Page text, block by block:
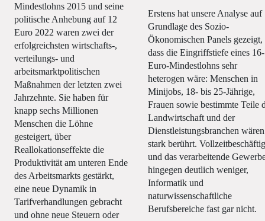
Mindestlohns 2015 und seine
politische Anhebung auf 12
Euro 2022 waren zwei der
erfolgreichsten wirtschafts-,
verteilungs- und
arbeitsmarktpolitischen
Maßnahmen der letzten zwei
Jahrzehnte. Sie haben für
knapp sechs Millionen
Menschen die Löhne
gesteigert, über
Reallokationseffekte die
Produktivität am unteren Ende
des Arbeitsmarkts gestärkt,
eine neue Dynamik in
Tarifverhandlungen gebracht
und ohne neue Steuern oder
Erstens hat unsere Analyse auf
Grundlage des Sozio-
Ökonomischen Panels gezeigt,
dass die Eingriffstiefe eines 16-
Euro-Mindestlohns sehr
heterogen wäre: Menschen in
Minijobs, 18- bis 25-Jährige,
Frauen sowie bestimmte Teile
Landwirtschaft und der
Dienstleistungsbranchen wären
stark berührt.
und das verarbeitende
hingegen deutlich weniger,
Informatik und
naturwissenschaftliche
Berufsbereiche fast gar nicht.